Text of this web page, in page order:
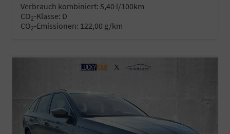
Verbrauch kombiniert: 5,40 l/100km
CO2-Klasse: D
CO2-Emissionen: 122,00 g/km